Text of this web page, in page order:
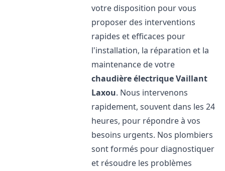
votre disposition pour vous
proposer des interventions
rapides et efficaces pour
l'installation, la réparation et la
maintenance de votre
chaudière électrique Vaillant
Laxou. Nous intervenons
rapidement, souvent dans les 24
heures, pour répondre à vos
besoins urgents. Nos plombiers
sont formés pour diagnostiquer
et résoudre les problèmes